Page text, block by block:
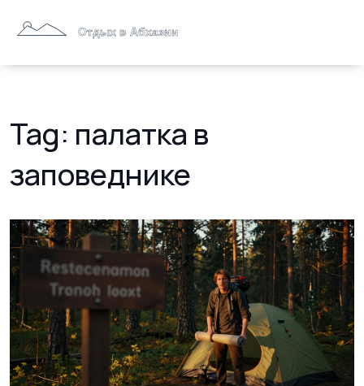
Tag: палатка в
заповеднике